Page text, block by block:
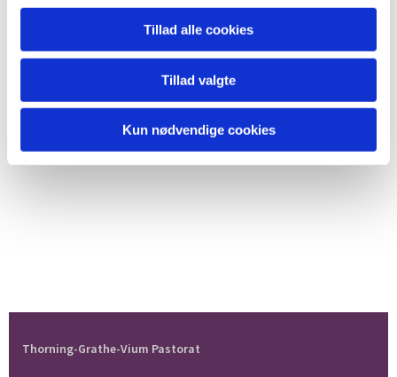
Tillad alle cookies
Tillad valgte
Kun nødvendige cookies
Thorning-Grathe-Vium Pastorat